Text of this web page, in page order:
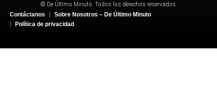
© De Último Minuto. Todos los derechos reservados.
Contáctanos
Sobre Nosotros – De Último Minuto
Política de privacidad